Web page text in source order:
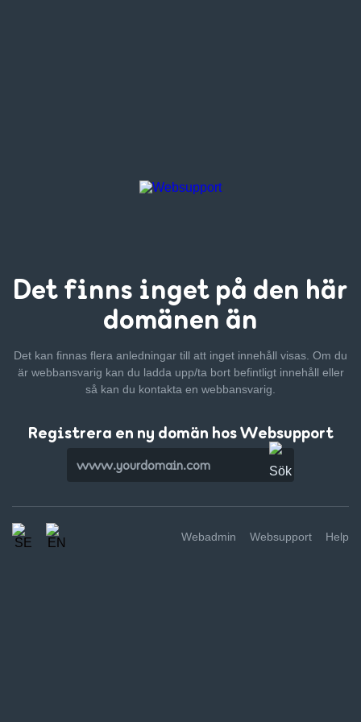
Det finns inget på den här
domänen än
Det kan finnas flera anledningar till att inget innehåll visas. Om du
är webbansvarig kan du ladda upp/ta bort befintligt innehåll eller
så kan du kontakta en webbansvarig.
Registrera en ny domän hos Websupport
Webadmin Websupport Help